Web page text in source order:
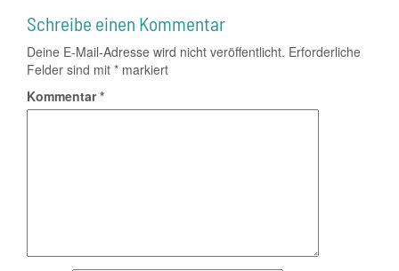
Schreibe einen Kommentar
Deine E-Mail-Adresse wird nicht veröffentlicht. Erforderliche
Felder sind mit * markiert
Kommentar*